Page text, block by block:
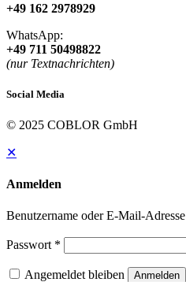
+49 162 2978929
WhatsApp:
+49 711 50498822
(nur Textnachrichten)
Social Media
© 2025 COBLOR GmbH
✕
Anmelden
Benutzername oder E-Mail-Adresse
Passwort *
Angemeldet bleiben Anmelden